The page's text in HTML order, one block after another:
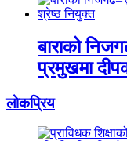
बाराको
प्रमुखमा
लाेकप्रिय